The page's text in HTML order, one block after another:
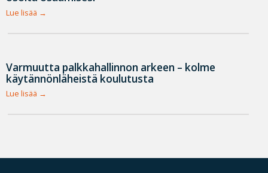
Lue lisää
Varmuutta palkkahallinnon arkeen – kolme
käytännönläheistä koulutusta
Lue lisää